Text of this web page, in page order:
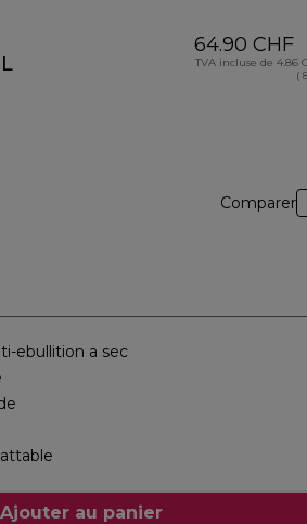
64.90 CHF
TVA incluse de 4.86
(
Comparer
ebullition a sec
Ajouter au panier